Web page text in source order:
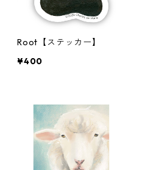
Root【ステッカー】
¥400